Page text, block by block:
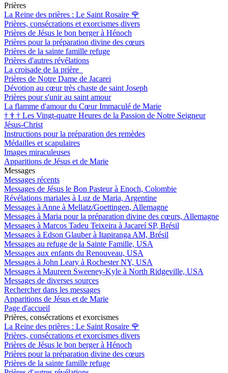
Prières
La Reine des prières : Le Saint Rosaire 🌹
Prières, consécrations et exorcismes divers
Prières de Jésus le bon berger à Hénoch
Prières pour la préparation divine des cœurs
Prières de la sainte famille refuge
Prières d'autres révélations
La croisade de la prière
Prières de Notre Dame de Jacarei
Dévotion au cœur très chaste de saint Joseph
Prières pour s'unir au saint amour
La flamme d'amour du Cœur Immaculé de Marie
† † † Les Vingt-quatre Heures de la Passion de Notre Seigneur
Jésus-Christ
Instructions pour la préparation des remèdes
Médailles et scapulaires
Images miraculeuses
Apparitions de Jésus et de Marie
Messages
Messages récents
Messages de Jésus le Bon Pasteur à Enoch, Colombie
Révélations mariales à Luz de Maria, Argentine
Messages à Anne à Mellatz/Goettingen, Allemagne
Messages à Maria pour la préparation divine des cœurs, Allemagne
Messages à Marcos Tadeu Teixeira à Jacareí SP, Brésil
Messages à Edson Glauber à Itapiranga AM, Brésil
Messages au refuge de la Sainte Famille, USA
Messages aux enfants du Renouveau, USA
Messages à John Leary à Rochester NY, USA
Messages à Maureen Sweeney-Kyle à North Ridgeville, USA
Messages de diverses sources
Rechercher dans les messages
Apparitions de Jésus et de Marie
Page d'accueil
Prières, consécrations et exorcismes
La Reine des prières : Le Saint Rosaire 🌹
Prières, consécrations et exorcismes divers
Prières de Jésus le bon berger à Hénoch
Prières pour la préparation divine des cœurs
Prières de la sainte famille refuge